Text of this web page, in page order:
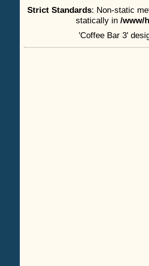
Strict Standards: Non-static
statically in /www/
'Coffee Bar 3'